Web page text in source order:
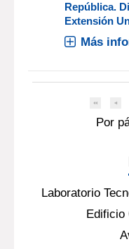
República.
Extensión
Más
Por
Laboratorio
Edificio